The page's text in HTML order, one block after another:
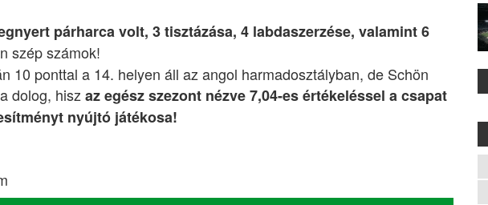
párharca volt, 3 tisztázása, 4 labdaszerzése, valamint 6
szép számok!
10 ponttal a 14. helyen áll az angol harmadosztályban, de Schön
dolog, hisz az egész szezont nézve 7,04-es értékeléssel a csapat
nyújtó játékosa!